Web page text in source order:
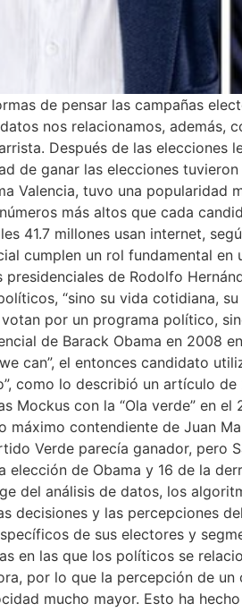
de pensar las campañas
nos relacionamos, además,
Después de las elecciones
de ganar las elecciones
Valencia, tuvo una popularidad
más altos que cada
41.7 millones usan internet,
cumplen un rol fundamental en
de Rodolfo
“sino su vida cotidiana,
por un programa político,
de Barack Obama en
can”, el entonces candidato
como lo describió un artículo
Mockus con la “Ola verde” en
contendiente de Juan
Verde parecía ganador, pero
de Obama y 16 de la
del análisis de datos, los
decisiones y las percepciones
de sus electores y
en las que los políticos se
por lo que la percepción de
mucho mayor. Esto ha